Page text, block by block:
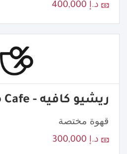
د.إ 400,000
ريشيو كافيه - Ratio Cafe
قهوة مختصة
د.إ 300,000